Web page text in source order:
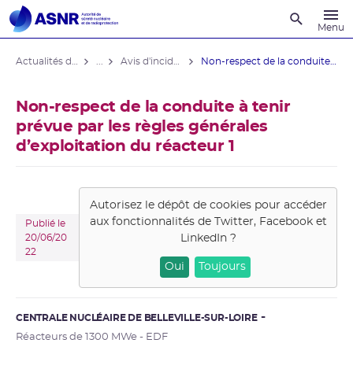
Menu
Non-respect de la conduite à tenir
prévue par les règles générales
d’exploitation du réacteur 1
Publié le
20/06/20
22
Autorisez le dépôt de cookies pour accéder
aux fonctionnalités de Twitter, Facebook et
LinkedIn?
Oui Toujours
CENTRALE NUCLÉAIRE DE BELLEVILLE-SUR-LOIRE
Réacteurs de 1300 MWe - EDF